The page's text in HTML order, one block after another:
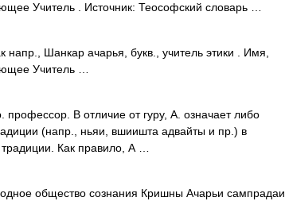
Учитель . Источник: Теософский словарь …
Шанкар ачарья, букв., учитель этики . Имя,
Учитель …
В отличие от гуру, А. означает либо
(напр., ньяи, вшиишта адвайты и пр.) в
Как правило, А …
общество сознания Кришны Ачарьи сампрадаи